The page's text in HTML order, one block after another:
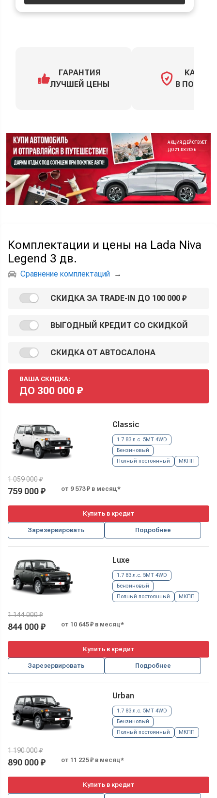
ГАРАНТИЯ
ЛУЧШЕЙ ЦЕНЫ
КАСКО
В
АКЦИЯ ДЕЙСТВУЕТ
ДО 21.08.2026
Комплектации и цены на Lada Niva
Legend 3 дв.
Сравнение комплектаций →
СКИДКА ЗА TRADE-IN ДО 100 000 ₽
ВЫГОДНЫЙ КРЕДИТ СО СКИДКОЙ
СКИДКА ОТ АВТОСАЛОНА
ВАША СКИДКА:
ДО 300 000 ₽
Classic
1.7 83 л.с. 5MT 4WD
Бензиновый
Полный постоянный
МКПП
1 059 000 ₽
759 000 ₽ от 9 573 ₽ в месяц*
Купить в кредит
Зарезервировать Подробнее
Luxe
1.7 83 л.с. 5MT 4WD
Бензиновый
Полный постоянный
МКПП
1 144 000 ₽
844 000 ₽ от 10 645 ₽ в месяц*
Купить в кредит
Зарезервировать Подробнее
Urban
1.7 83 л.с. 5MT 4WD
Бензиновый
Полный постоянный
МКПП
1 190 000 ₽
890 000 ₽ от 11 225 ₽ в месяц*
Купить в кредит